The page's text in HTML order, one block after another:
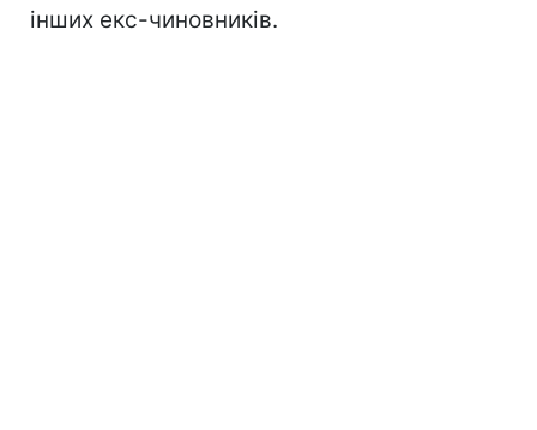
інших екс-чиновників.